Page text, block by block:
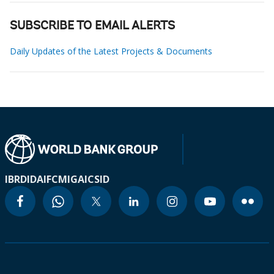
SUBSCRIBE TO EMAIL ALERTS
Daily Updates of the Latest Projects & Documents
IBRDIDAIFCMIGAICSID